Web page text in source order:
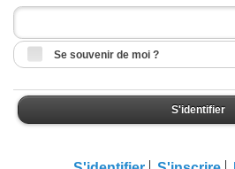
Se souvenir de moi ?
S'identifier